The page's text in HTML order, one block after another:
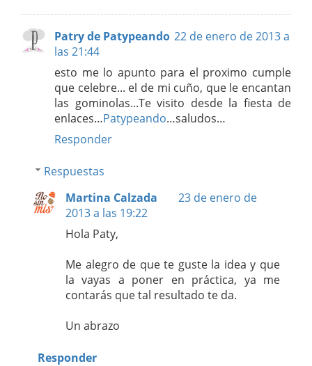
Patry de Patypeando 22 de enero de 2013 a
las 21:44
esto me lo apunto para el proximo cumple
que celebre... el de mi cuño, que le encantan
las gominolas...Te visito desde la fiesta de
enlaces…Patypeando…saludos…
Responder
Respuestas
Martina Calzada
23 de enero de
2013 a las 19:22
Hola Paty,
Me alegro de que te guste la idea y que
la vayas a poner en práctica, ya me
contarás que tal resultado te da.
Un abrazo
Responder